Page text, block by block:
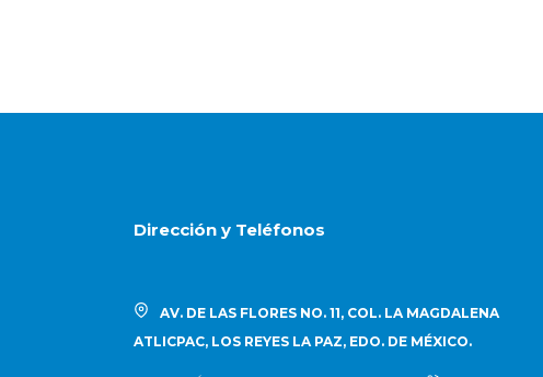
Dirección y Teléfonos
AV. DE LAS FLORES NO. 11, COL. LA MAGDALENA
ATLICPAC, LOS REYES LA PAZ, EDO. DE MÉXICO.